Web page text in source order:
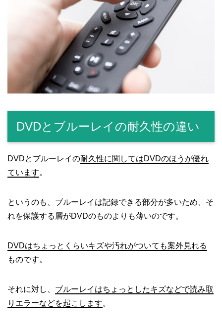
DVDとブルーレイの耐久性の違い
DVDとブルーレイの耐久性に関してはDVDのほうが優れ
ています。
というのも、ブルーレイは記録できる部分が多いため、そ
れを保護する層がDVDのものよりも薄いのです。
DVDはちょっとくらいキズや汚れがついても案外見れる
ものです。
それに対し、 ブルーレイはちょっとしたキズなどで読み取
りエラーなどを起こします。